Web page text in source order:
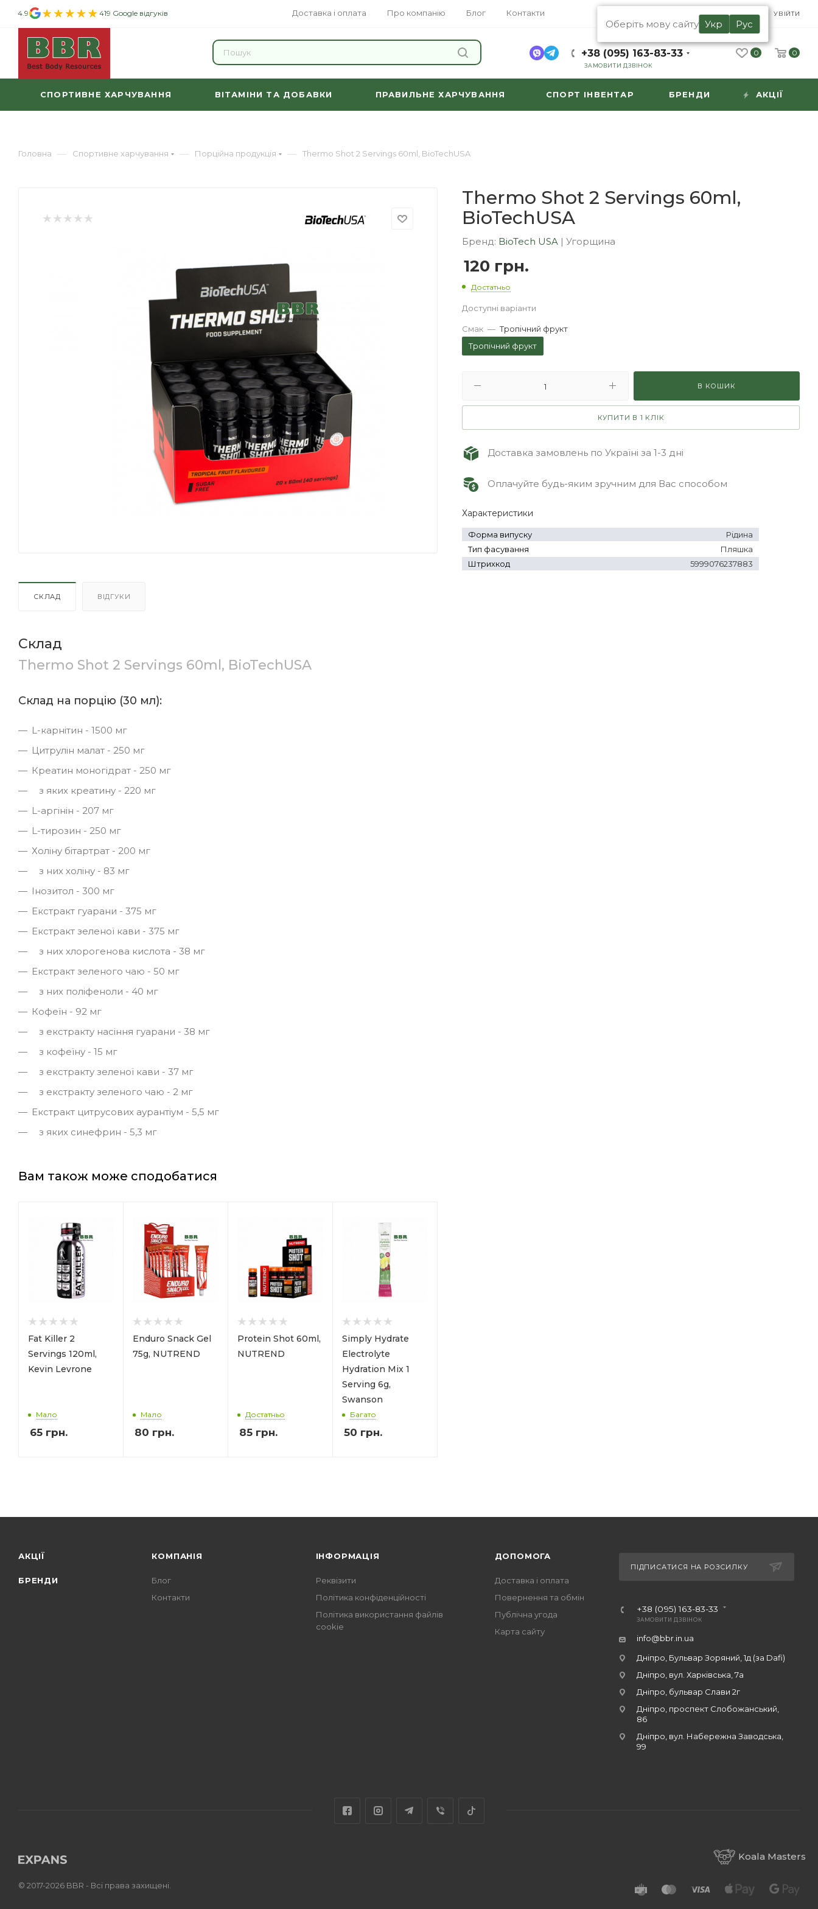
Доставка і оплата Про компанію Блог Контакти
4.9 419 Google відгуків RU
Оберіть мову сайту Укр Рус
УВІЙТИ
+38 (095) 163-83-33
ЗАМОВИТИ ДЗВІНОК
0 0
СПОРТИВНЕ ХАРЧУВАННЯ ВІТАМІНИ ТА ДОБАВКИ ПРАВИЛЬНЕ ХАРЧУВАННЯ СПОРТ ІНВЕНТАР БРЕНДИ АКЦІЇ
Головна — Спортивне харчування — Порційна продукція — Thermo Shot 2 Servings 60ml, BioTechUSA
СКЛАД ВІДГУКИ
Склад
Thermo Shot 2 Servings 60ml, BioTechUSA
Склад на порцію (30 мл):
L-карнітин - 1500 мг
Цитрулін малат - 250 мг
Креатин моногідрат - 250 мг
з яких креатину - 220 мг
L-аргінін - 207 мг
L-тирозин - 250 мг
Холіну бітартрат - 200 мг
з них холіну - 83 мг
Інозитол - 300 мг
Екстракт гуарани - 375 мг
Екстракт зеленої кави - 375 мг
з них хлорогенова кислота - 38 мг
Екстракт зеленого чаю - 50 мг
з них поліфеноли - 40 мг
Кофеїн - 92 мг
з екстракту насіння гуарани - 38 мг
з кофеїну - 15 мг
з екстракту зеленої кави - 37 мг
з екстракту зеленого чаю - 2 мг
Екстракт цитрусових аурантіум - 5,5 мг
з яких синефрин - 5,3 мг
Вам також може сподобатися
Fat Killer 2
Servings 120ml,
Kevin Levrone
Мало
65 грн.
Enduro Snack Gel
75g, NUTREND
Мало
80 грн.
Protein Shot 60ml,
NUTREND
Достатньо
85 грн.
Simply Hydrate
Electrolyte
Hydration Mix 1
Serving 6g,
Swanson
Багато
50 грн.
Thermo Shot 2 Servings 60ml,
BioTechUSA
Бренд: BioTech USA | Угорщина
120 грн.
Достатньо
Доступні варіанти
Смак — Тропічний фрукт
Тропічний фрукт
В КОШИК
КУПИТИ В 1 КЛІК
Доставка замовлень по Україні за 1-3 дні
Оплачуйте будь-яким зручним для Вас способом
Характеристики
Форма випуску
Рідина
Тип фасування
Пляшка
Штрихкод
5999076237883
АКЦІЇ
БРЕНДИ
КОМПАНІЯ
Блог
Контакти
ІНФОРМАЦІЯ
Реквізити
Політика конфіденційності
Політика використання файлів
cookie
ДОПОМОГА
Доставка і оплата
Повернення та обмін
Публічна угода
Карта сайту
ПІДПИСАТИСЯ НА РОЗСИЛКУ
+38 (095) 163-83-33
ЗАМОВИТИ ДЗВІНОК
info@bbr.in.ua
Дніпро, Бульвар Зоряний, 1д (за Dafi)
Дніпро, вул. Харківська, 7а
Дніпро, бульвар Слави 2г
Дніпро, проспект Слобожанський,
86
Дніпро, вул. Набережна Заводська,
99
Koala Masters
© 2017-2026 BBR - Всі права захищені.